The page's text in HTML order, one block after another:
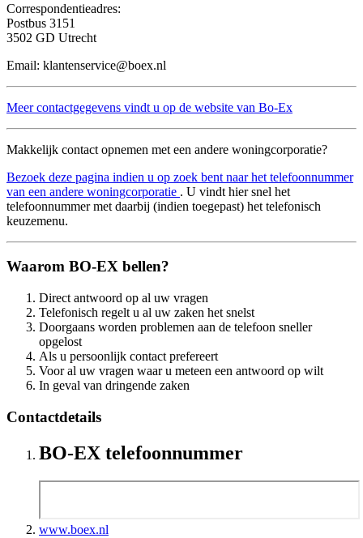
Correspondentieadres:
Postbus 3151
3502 GD Utrecht
Email: klantenservice@boex.nl
Meer contactgegevens vindt u op de website van Bo-Ex
Makkelijk contact opnemen met een andere woningcorporatie?
Bezoek deze pagina indien u op zoek bent naar het telefoonnummer
van een andere woningcorporatie . U vindt hier snel het
telefoonnummer met daarbij (indien toegepast) het telefonisch
keuzemenu.
Waarom BO-EX bellen?
Direct antwoord op al uw vragen
Telefonisch regelt u al uw zaken het snelst
Doorgaans worden problemen aan de telefoon sneller
opgelost
Als u persoonlijk contact prefereert
Voor al uw vragen waar u meteen een antwoord op wilt
In geval van dringende zaken
Contactdetails
BO-EX telefoonnummer
www.boex.nl